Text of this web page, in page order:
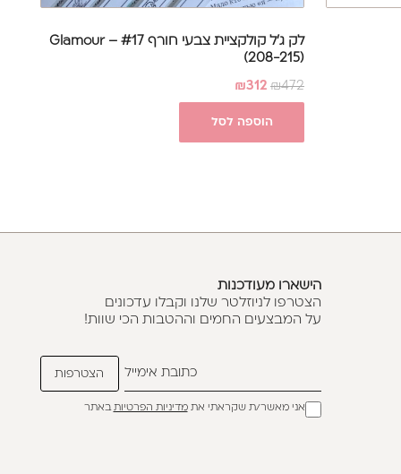
לק ג'ל קולקציית צבעי חורף #17 – Glamour
(208-215)
₪472
₪312
הוספה לסל
הישארו מעודכנות
הצטרפו לניוזלטר שלנו וקבלו עדכונים
על המבצעים החמים וההטבות הכי שוות!
אני מאשר/ת שקראתי אתמדיניות הפרטיותבאתר